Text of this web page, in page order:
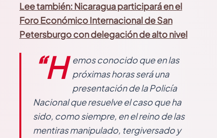
Lee también: Nicaragua participará en el
Foro Económico Internacional de San
Petersburgo con delegación de alto nivel
“H
emos conocido que en las
próximas horas será una
presentación de la Policía
Nacional que resuelve el caso que ha
sido, como siempre, en el reino de las
mentiras manipulado, tergiversado y